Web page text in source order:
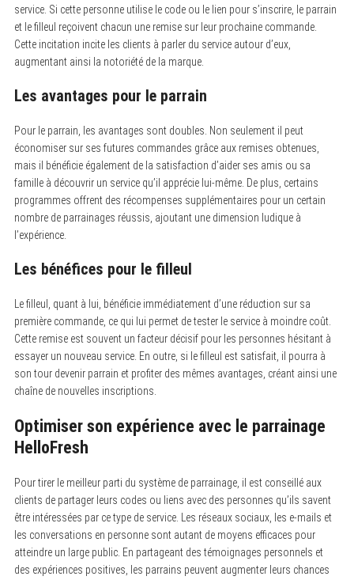
service. Si cette personne utilise le code ou le lien pour s’inscrire, le parrain
et le filleul reçoivent chacun une remise sur leur prochaine commande.
Cette incitation incite les clients à parler du service autour d’eux,
augmentant ainsi la notoriété de la marque.
Les avantages pour le parrain
Pour le parrain, les avantages sont doubles. Non seulement il peut
économiser sur ses futures commandes grâce aux remises obtenues,
mais il bénéficie également de la satisfaction d’aider ses amis ou sa
famille à découvrir un service qu’il apprécie lui-même. De plus, certains
programmes offrent des récompenses supplémentaires pour un certain
nombre de parrainages réussis, ajoutant une dimension ludique à
l’expérience.
Les bénéfices pour le filleul
Le filleul, quant à lui, bénéficie immédiatement d’une réduction sur sa
première commande, ce qui lui permet de tester le service à moindre coût.
Cette remise est souvent un facteur décisif pour les personnes hésitant à
essayer un nouveau service. En outre, si le filleul est satisfait, il pourra à
son tour devenir parrain et profiter des mêmes avantages, créant ainsi une
chaîne de nouvelles inscriptions.
Optimiser son expérience avec le parrainage
HelloFresh
Pour tirer le meilleur parti du système de parrainage, il est conseillé aux
clients de partager leurs codes ou liens avec des personnes qu’ils savent
être intéressées par ce type de service. Les réseaux sociaux, les e-mails et
les conversations en personne sont autant de moyens efficaces pour
atteindre un large public. En partageant des témoignages personnels et
des expériences positives, les parrains peuvent augmenter leurs chances
e
a
r
h
f